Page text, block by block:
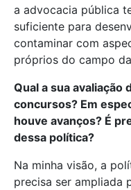
a advocacia pública
suficiente para
contaminar com
próprios do campo
Qual a sua avaliação
concursos? Em
houve avanços? É
dessa política?
Na minha visão, a
precisa ser ampliada